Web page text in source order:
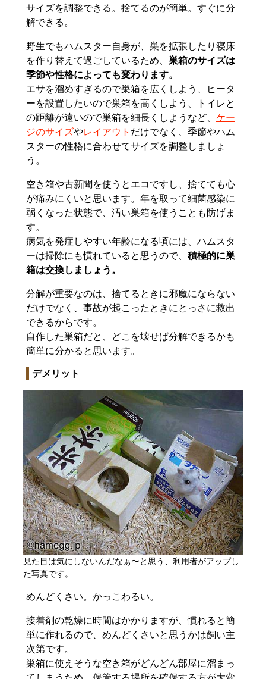
サイズを調整できる。捨てるのが簡単。すぐに分
解できる。
野生でもハムスター自身が、巣を拡張したり寝床
を作り替えて過ごしているため、 巣箱のサイズは
季節や性格によっても変わります。
エサを溜めすぎるので巣箱を広くしよう、ヒータ
ーを設置したいので巣箱を高くしよう、トイレと
の距離が遠いので巣箱を細長くしようなど、 ケー
ジのサイズやレイアウト だけでなく、季節やハム
スターの性格に合わせてサイズを調整しましょ
う。
空き箱や古新聞を使うとエコですし、捨てても心
が痛みにくいと思います。年を取って細菌感染に
弱くなった状態で、汚い巣箱を使うことも防げま
す。
病気を発症しやすい年齢になる頃には、ハムスタ
ーは掃除にも慣れていると思うので、 積極的に巣
箱は交換しましょう。
分解が重要なのは、捨てるときに邪魔にならない
だけでなく、事故が起こったときにとっさに救出
できるからです。
自作した巣箱だと、どこを壊せば分解できるかも
簡単に分かると思います。
デメリット
見た目は気にしないんだなぁ〜と思う、利用者がアップし
た写真です。
めんどくさい。かっこわるい。
接着剤の乾燥に時間はかかりますが、慣れると簡
単に作れるので、めんどくさいと思うかは飼い主
次第です。
巣箱に使えそうな空き箱がどんどん部屋に溜まっ